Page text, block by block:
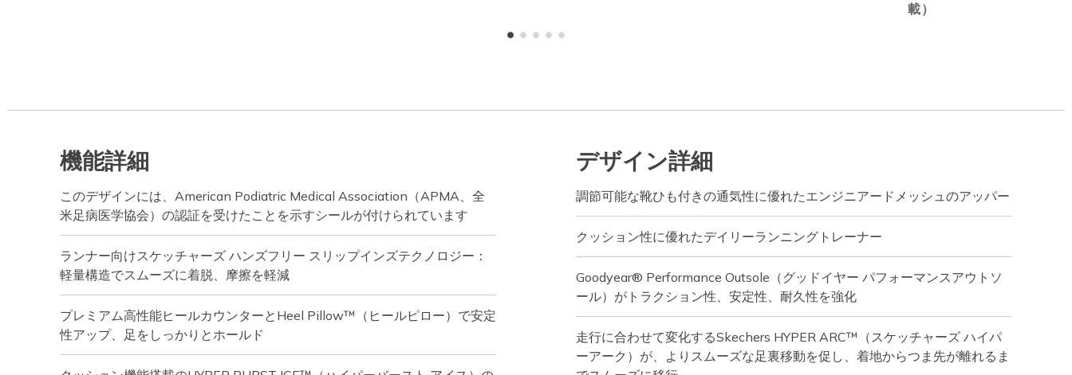
載）
機能詳細
このデザインには、American Podiatric Medical Association（APMA、全
米足病医学協会）の認証を受けたことを示すシールが付けられています
ランナー向けスケッチャーズ ハンズフリー スリップインズテクノロジー：
軽量構造でスムーズに着脱、摩擦を軽減
プレミアム高性能ヒールカウンターとHeel Pillow™（ヒールピロー）で安定
性アップ、足をしっかりとホールド
デザイン詳細
調節可能な靴ひも付きの通気性に優れたエンジニアードメッシュのアッパー
クッション性に優れたデイリーランニングトレーナー
Goodyear® Performance Outsole（グッドイヤー パフォーマンスアウトソ
ール）がトラクション性、安定性、耐久性を強化
走行に合わせて変化するSkechers HYPER ARC™（スケッチャーズ ハイパ
ーアーク）が、よりスムーズな足裏移動を促し、着地からつま先が離れるま